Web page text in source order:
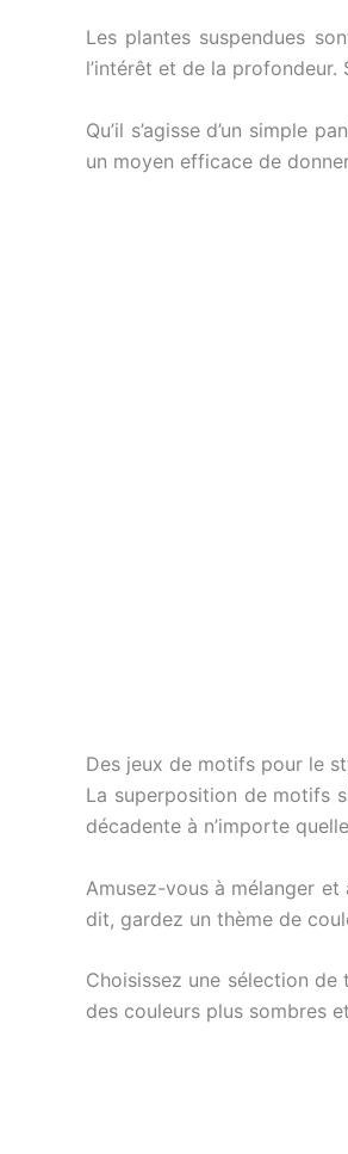
Les plantes suspendues
l’intérêt et de la
Qu’il s’agisse d’un simple
un moyen efficace de
Des jeux de motifs pour le
La superposition de motifs
décadente à n’importe
Amusez-vous à mélanger
dit, gardez un thème de
Choisissez une sélection
des couleurs plus sombres